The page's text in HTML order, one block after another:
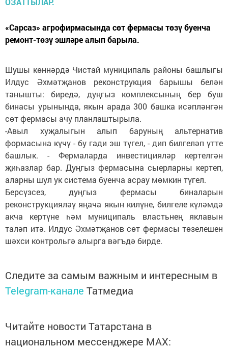
«Сарсаз» агрофирмасында сөт фермасы төзү буенча
ремонт-төзү эшләре алып барыла.
Шушы көннәрдә Чистай муниципаль районы башлыгы
Илдус Әхмәтҗанов реконструкция барышы белән
танышты: биредә, дуңгыз комплексының бер буш
бинасы урынында, якын арада 300 башка исәпләнгән
сөт фермасы ачу планлаштырыла.
-Авыл хуҗалыгын алып баруның альтернатив
формасына күчү - бу гади эш түгел, - дип билгеләп үтте
башлык. - Фермаларда инвестицияләр кертелгән
җиһазлар бар. Дуңгыз фермасына сыерларны кертеп,
аларны шул ук система буенча асрау мөмкин түгел.
Берсүзсез, дуңгыз фермасы биналарын
реконструкцияләү яңача якын килүне, билгеле күләмдә
акча кертүне һәм муниципаль властьнең яклавын
таләп итә. Илдус Әхмәтҗанов сөт фермасы төзелешен
шәхси контрольгә алырга вәгъдә бирде.
Следите за самым важным и интересным в
Telegram-канале Татмедиа
Читайте новости Татарстана в
национальном мессенджере MАХ: